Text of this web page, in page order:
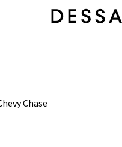
Chase